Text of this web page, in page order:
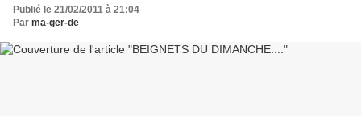
Publié le 21/02/2011 à 21:04
Par ma-ger-de